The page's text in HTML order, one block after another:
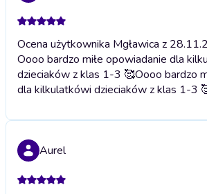
Ocena użytkownika Mgławica z
Oooo bardzo miłe opowiadanie dla
dzieciaków z klas 1-3 🥰Oooo bardzo
dla kilkulatkówi dzieciaków z klas 1-3
Aurel